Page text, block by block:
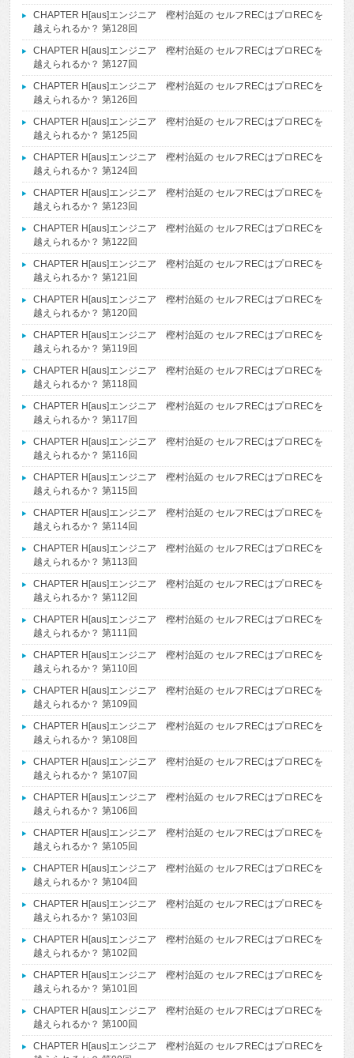
CHAPTER H[aus]エンジニア 樫村治延の セルフRECはプロRECを
越えられるか？ 第128回
CHAPTER H[aus]エンジニア 樫村治延の セルフRECはプロRECを
越えられるか？ 第127回
CHAPTER H[aus]エンジニア 樫村治延の セルフRECはプロRECを
越えられるか？ 第126回
CHAPTER H[aus]エンジニア 樫村治延の セルフRECはプロRECを
越えられるか？ 第125回
CHAPTER H[aus]エンジニア 樫村治延の セルフRECはプロRECを
越えられるか？ 第124回
CHAPTER H[aus]エンジニア 樫村治延の セルフRECはプロRECを
越えられるか？ 第123回
CHAPTER H[aus]エンジニア 樫村治延の セルフRECはプロRECを
越えられるか？ 第122回
CHAPTER H[aus]エンジニア 樫村治延の セルフRECはプロRECを
越えられるか？ 第121回
CHAPTER H[aus]エンジニア 樫村治延の セルフRECはプロRECを
越えられるか？ 第120回
CHAPTER H[aus]エンジニア 樫村治延の セルフRECはプロRECを
越えられるか？ 第119回
CHAPTER H[aus]エンジニア 樫村治延の セルフRECはプロRECを
越えられるか？ 第118回
CHAPTER H[aus]エンジニア 樫村治延の セルフRECはプロRECを
越えられるか？ 第117回
CHAPTER H[aus]エンジニア 樫村治延の セルフRECはプロRECを
越えられるか？ 第116回
CHAPTER H[aus]エンジニア 樫村治延の セルフRECはプロRECを
越えられるか？ 第115回
CHAPTER H[aus]エンジニア 樫村治延の セルフRECはプロRECを
越えられるか？ 第114回
CHAPTER H[aus]エンジニア 樫村治延の セルフRECはプロRECを
越えられるか？ 第113回
CHAPTER H[aus]エンジニア 樫村治延の セルフRECはプロRECを
越えられるか？ 第112回
CHAPTER H[aus]エンジニア 樫村治延の セルフRECはプロRECを
越えられるか？ 第111回
CHAPTER H[aus]エンジニア 樫村治延の セルフRECはプロRECを
越えられるか？ 第110回
CHAPTER H[aus]エンジニア 樫村治延の セルフRECはプロRECを
越えられるか？ 第109回
CHAPTER H[aus]エンジニア 樫村治延の セルフRECはプロRECを
越えられるか？ 第108回
CHAPTER H[aus]エンジニア 樫村治延の セルフRECはプロRECを
越えられるか？ 第107回
CHAPTER H[aus]エンジニア 樫村治延の セルフRECはプロRECを
越えられるか？ 第106回
CHAPTER H[aus]エンジニア 樫村治延の セルフRECはプロRECを
越えられるか？ 第105回
CHAPTER H[aus]エンジニア 樫村治延の セルフRECはプロRECを
越えられるか？ 第104回
CHAPTER H[aus]エンジニア 樫村治延の セルフRECはプロRECを
越えられるか？ 第103回
CHAPTER H[aus]エンジニア 樫村治延の セルフRECはプロRECを
越えられるか？ 第102回
CHAPTER H[aus]エンジニア 樫村治延の セルフRECはプロRECを
越えられるか？ 第101回
CHAPTER H[aus]エンジニア 樫村治延の セルフRECはプロRECを
越えられるか？ 第100回
CHAPTER H[aus]エンジニア 樫村治延の セルフRECはプロRECを